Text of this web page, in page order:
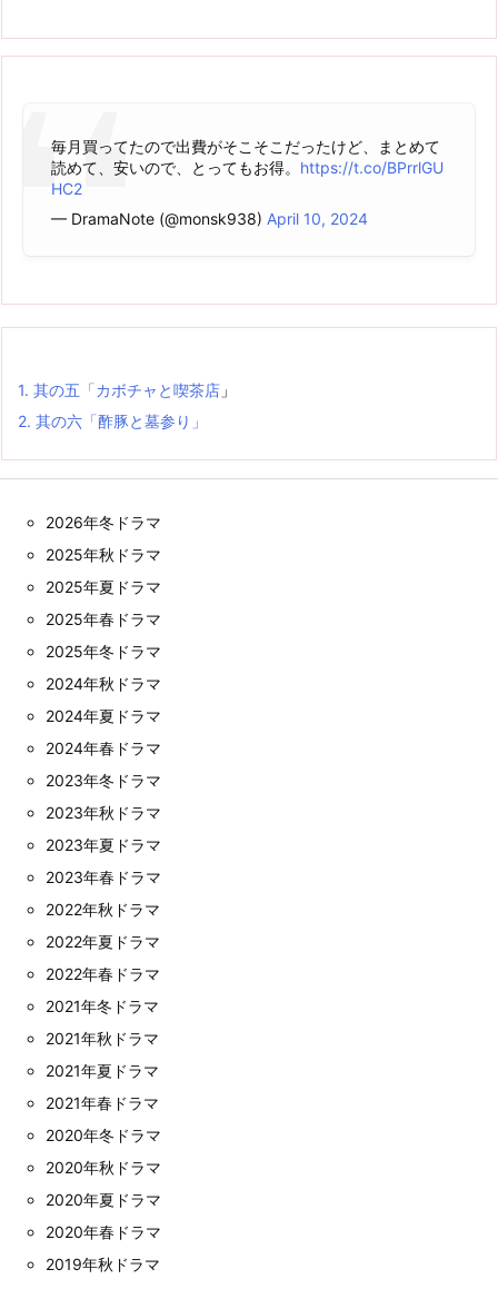
毎月買ってたので出費がそこそこだったけど、まとめて
読めて、安いので、とってもお得。 https://t.co/BPrrlGU
HC2
— DramaNote (@monsk938) April 10, 2024
1. 其の五「カボチャと喫茶店 」
2. 其の六「酢豚と墓参り」
2026年冬ドラマ
2025年秋ドラマ
2025年夏ドラマ
2025年春ドラマ
2025年冬ドラマ
2024年秋ドラマ
2024年夏ドラマ
2024年春ドラマ
2023年冬ドラマ
2023年秋ドラマ
2023年夏ドラマ
2023年春ドラマ
2022年秋ドラマ
2022年夏ドラマ
2022年春ドラマ
2021年冬ドラマ
2021年秋ドラマ
2021年夏ドラマ
2021年春ドラマ
2020年冬ドラマ
2020年秋ドラマ
2020年夏ドラマ
2020年春ドラマ
2019年秋ドラマ